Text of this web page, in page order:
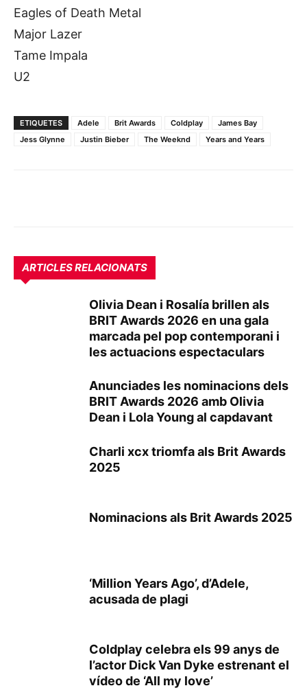
Eagles of Death Metal
Major Lazer
Tame Impala
U2
ETIQUETES Adele Brit Awards Coldplay
James Bay
Jess Glynne
Justin Bieber The Weeknd Years and Years
ARTICLES RELACIONATS
Olivia Dean i Rosalía brillen als
BRIT Awards 2026 en una gala
marcada pel pop contemporani i
les actuacions espectaculars
Anunciades les nominacions dels
BRIT Awards 2026 amb Olivia
Dean i Lola Young al capdavant
Charli xcx triomfa als Brit Awards
2025
Nominacions als Brit Awards 2025
‘Million Years Ago’, d’Adele,
acusada de plagi
Coldplay celebra els 99 anys de
l’actor Dick Van Dyke estrenant el
vídeo de ‘All my love’